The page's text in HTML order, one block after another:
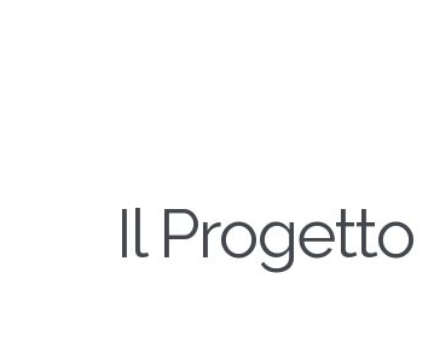
Il Progetto